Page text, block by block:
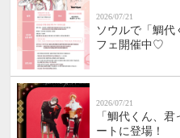
2026/07/21
ソウルで「鯛代
フェ開催中♡
2026/07/21
「鯛代くん、
ートに登場！